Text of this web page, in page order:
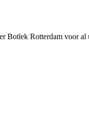
Botlek Rotterdam voor